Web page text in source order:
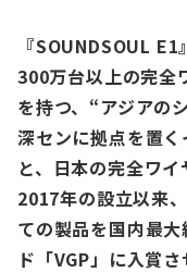
『SOUNDSOUL
300万台以上の完全
を持つ、“アジアの
深センに拠点を置
と、日本の完全ワ
2017年の設立以来
ての製品を国内最
ド「VGP」に入賞